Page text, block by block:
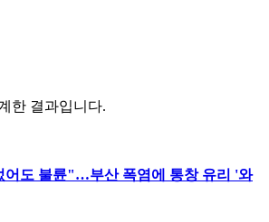
한 결과입니다.
어도 불륜"…부산 폭염에 통창 유리 '와